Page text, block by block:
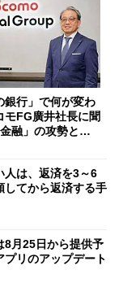
銀行」で何が変わ
FG廣井社長に聞
融」の攻勢とグ
人は、返済を3～6
してから返済する手
8月25日から提供予
リのアップデート